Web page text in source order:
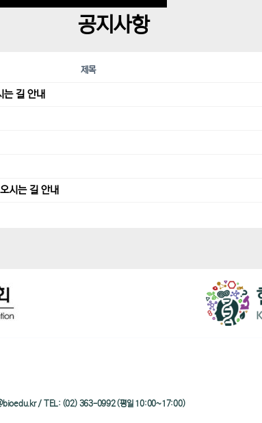
공지사항
제목
길 안내
시는 길 안내
/ TEL: (02) 363-0992 (평일 10:00~17:00)